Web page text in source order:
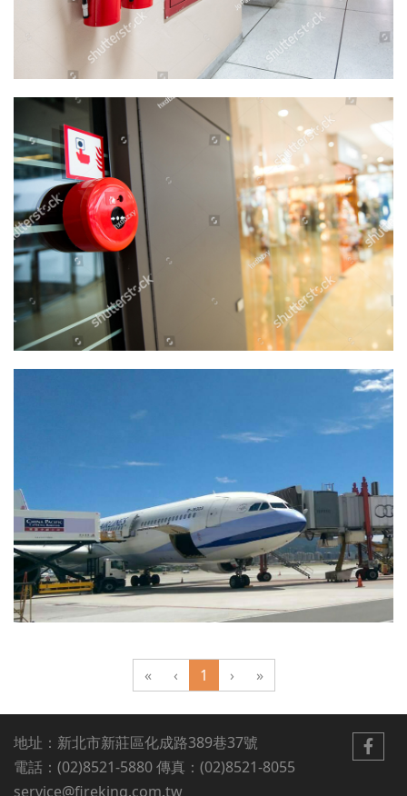
« ‹ 1 › »
地址：新北市新莊區化成路389巷37號
電話：(02)8521-5880 傳真：(02)8521-8055
service@fireking.com.tw